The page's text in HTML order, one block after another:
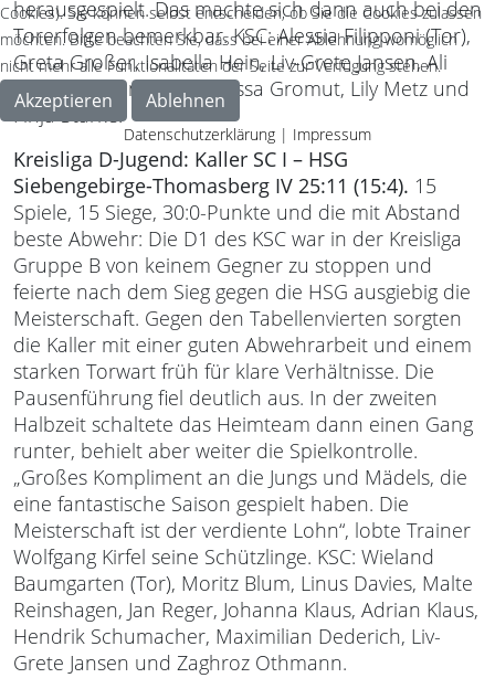
herausgespielt. Das machte sich dann auch bei den
Torerfolgen bemerkbar. KSC: Alessia Filipponi (Tor),
Greta Großer, Isabella Hein, Liv-Grete Jansen, Ali
Share, Johanna Klaus, Alissa Gromut, Lily Metz und
Finja Starke.
Kreisliga D-Jugend: Kaller SC I – HSG
Siebengebirge-Thomasberg IV 25:11 (15:4). 15
Spiele, 15 Siege, 30:0-Punkte und die mit Abstand
beste Abwehr: Die D1 des KSC war in der Kreisliga
Gruppe B von keinem Gegner zu stoppen und
feierte nach dem Sieg gegen die HSG ausgiebig die
Meisterschaft. Gegen den Tabellenvierten sorgten
die Kaller mit einer guten Abwehrarbeit und einem
starken Torwart früh für klare Verhältnisse. Die
Pausenführung fiel deutlich aus. In der zweiten
Halbzeit schaltete das Heimteam dann einen Gang
runter, behielt aber weiter die Spielkontrolle.
„Großes Kompliment an die Jungs und Mädels, die
eine fantastische Saison gespielt haben. Die
Meisterschaft ist der verdiente Lohn“, lobte Trainer
Wolfgang Kirfel seine Schützlinge. KSC: Wieland
Baumgarten (Tor), Moritz Blum, Linus Davies, Malte
Reinshagen, Jan Reger, Johanna Klaus, Adrian Klaus,
Hendrik Schumacher, Maximilian Dederich, Liv-
Grete Jansen und Zaghroz Othmann.
Cookies). Sie können selbst entscheiden, ob Sie die Cookies zulassen
möchten. Bitte beachten Sie, dass bei einer Ablehnung womöglich
nicht mehr alle Funktionalitäten der Seite zur Verfügung stehen.
Akzeptieren Ablehnen
Datenschutzerklärung | Impressum